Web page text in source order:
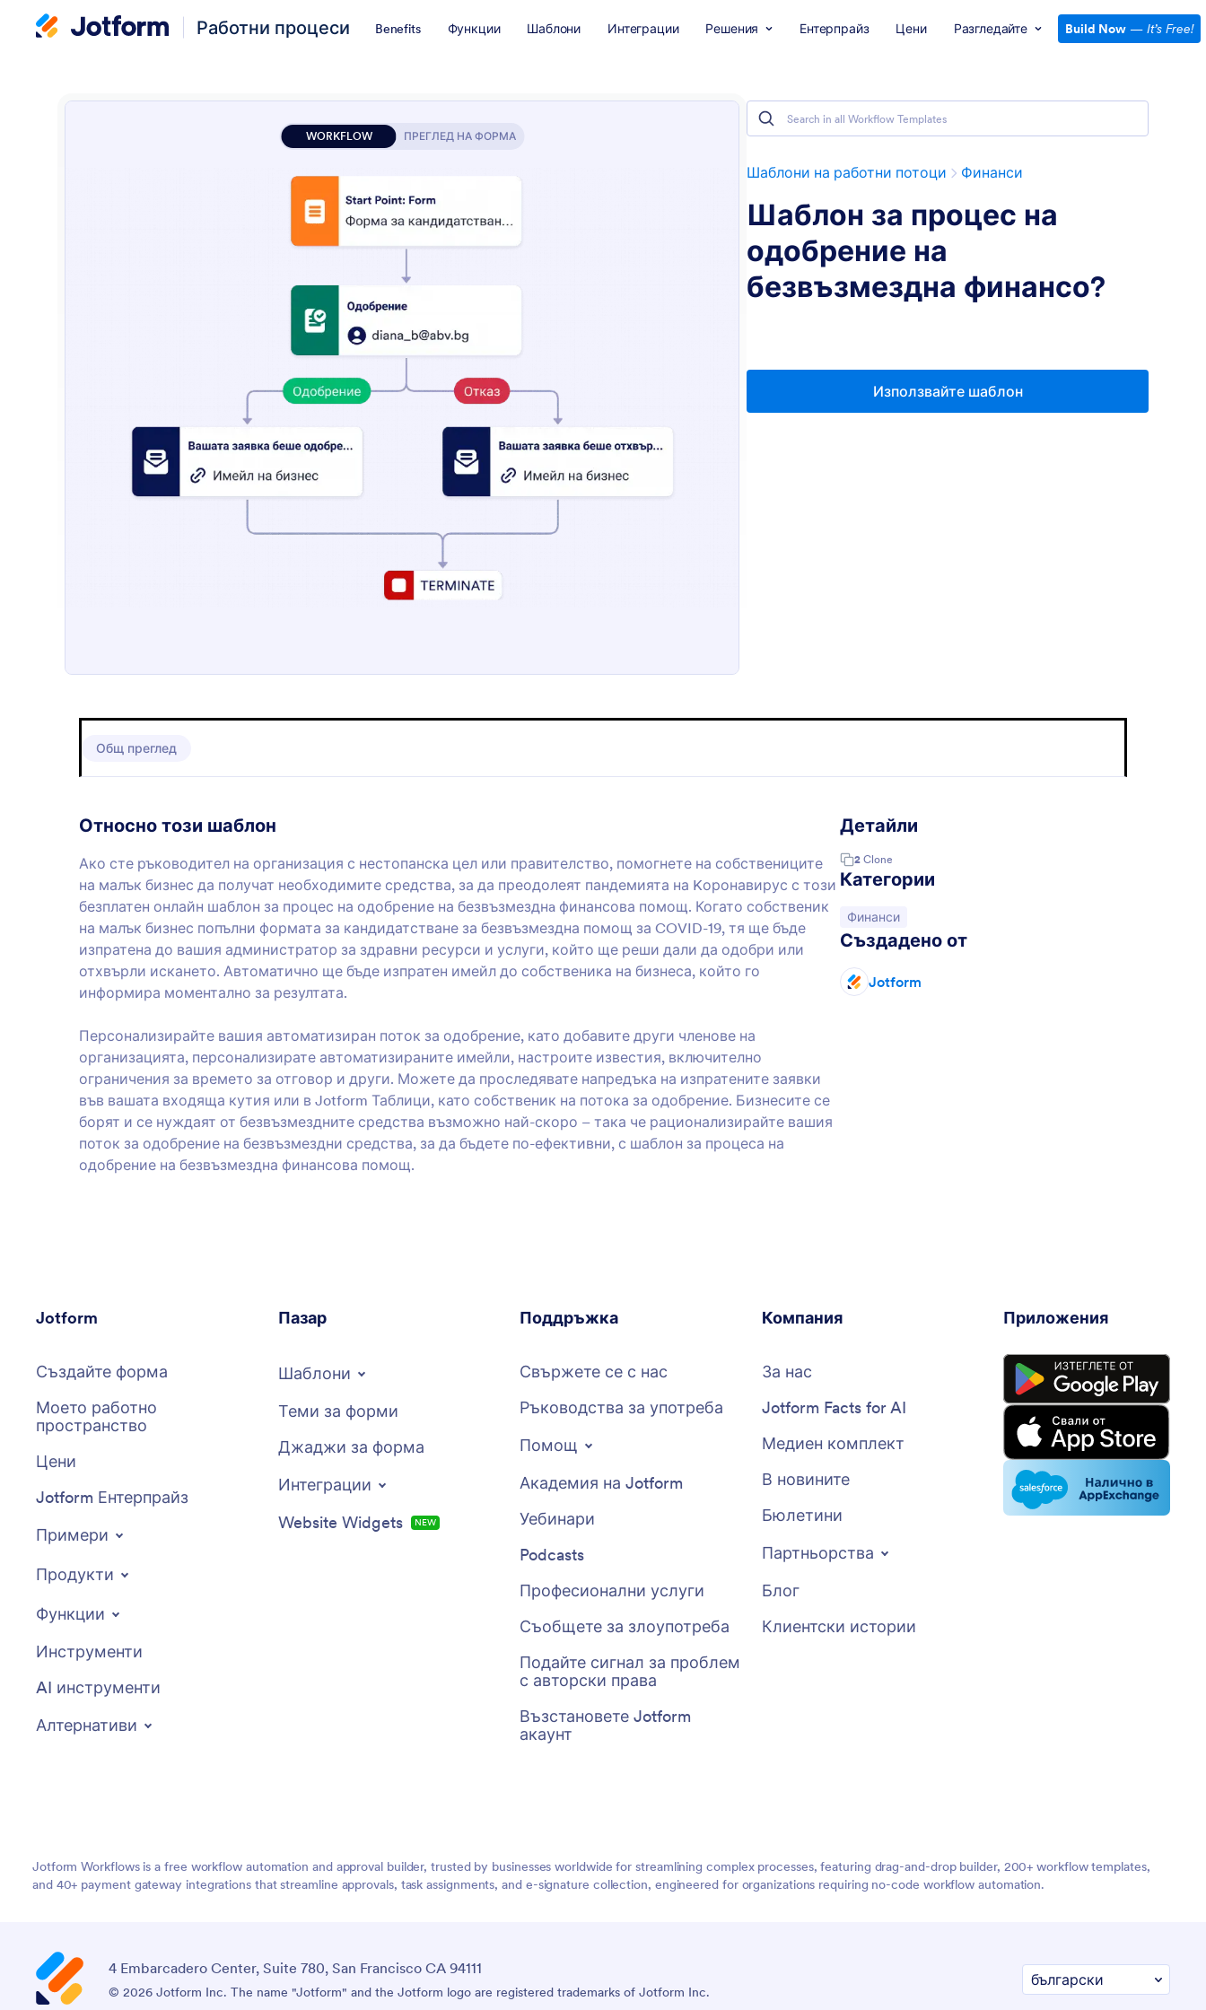
Работни процеси Benefits Функции Шаблони Интеграции Решения Ентерпрайз Цени Разгледайте Build Now— It’s Free!
Шаблони на работни потоци Финанси
Шаблон за процес на
одобрение на
безвъзмездна финансо?
Използвайте шаблон
WORKFLOW ПРЕГЛЕД НА ФОРМА
Общ преглед
Относно този шаблон
Ако сте ръководител на организация с нестопанска цел или правителство, помогнете на собствениците
на малък бизнес да получат необходимите средства, за да преодолеят пандемията на Kоронавирус с този
безплатен онлайн шаблон за процес на одобрение на безвъзмезднa финансова помощ. Когато собственик
на малък бизнес попълни формата за кандидатстване за безвъзмездна помощ за COVID-19, тя ще бъде
изпратена до вашия администратор за здравни ресурси и услуги, който ще реши дали да одобри или
отхвърли искането. Автоматично ще бъде изпратен имейл до собственика на бизнеса, който го
информира моментално за резултата.
Персонализирайте вашия автоматизиран поток за одобрение, като добавите други членове на
организацията, персонализирате автоматизираните имейли, настроите известия, включително
ограничения за времето за отговор и други. Можете да проследявате напредъка на изпратените заявки
във вашата входяща кутия или в Jotform Таблици, като собственик на потока за одобрение. Бизнесите се
борят и се нуждаят от безвъзмездните средства възможно най-скоро – така че рационализирайте вашия
поток за одобрение на безвъзмездни средства, за да бъдете по-ефективни, с шаблон за процеса на
одобрение на безвъзмездна финансова помощ.
Детайли
2 Clone
Категории
Отидете на категорията:
Финанси
Създадено от
Jotform
Jotform
Създайте форма
Моето работно
пространство
Цени
Jotform Ентерпрайз
Примери
Продукти
Функции
Инструменти
AI инструменти
Алтернативи
Пазар
Шаблони
Теми за форми
Джаджи за форма
Интеграции
Website Widgets
NEW
Поддръжка
Свържете се с нас
Ръководства за употреба
Помощ
Академия на Jotform
Уебинари
Podcasts
Професионални услуги
Съобщете за злоупотреба
Подайте сигнал за проблем
с авторски права
Възстановете Jotform
акаунт
Компания
За нас
Jotform Facts for AI
Медиен комплект
В новините
Бюлетини
Партньорства
Блог
Клиентски истории
Приложения
Jotform Workflows is a free workflow automation and approval builder, trusted by businesses worldwide for streamlining complex processes, featuring drag-and-drop builder, 200+ workflow templates,
and 40+ payment gateway integrations that streamline approvals, task assignments, and e-signature collection, engineered for organizations requiring no-code workflow automation.
4 Embarcadero Center, Suite 780, San Francisco CA 94111
© 2026 Jotform Inc. The name "Jotform" and the Jotform logo are registered trademarks of Jotform Inc.